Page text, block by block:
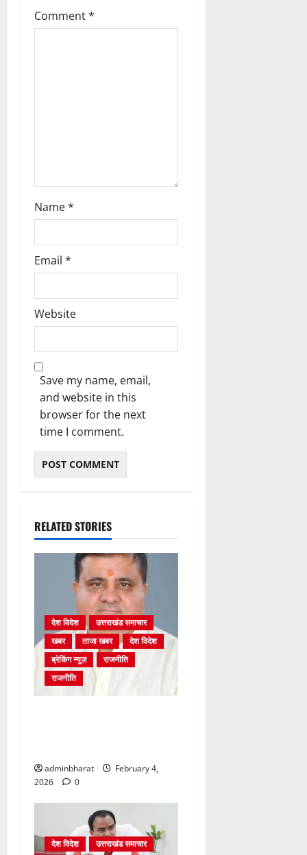
t
Comment*
Name*
Email *
Website
Save my name, email,
and website in this
browser for the next
time I comment.
RELATED STORIES
देश विदेश
उत्तराखंड समाचार
खबर
ताजा खबर
देश विदेश
ब्रेकिंग न्यूज़
राजनीति
राजनीति
adminbharat
February 4,
2026
0
देश विदेश
उत्तराखंड समाचार